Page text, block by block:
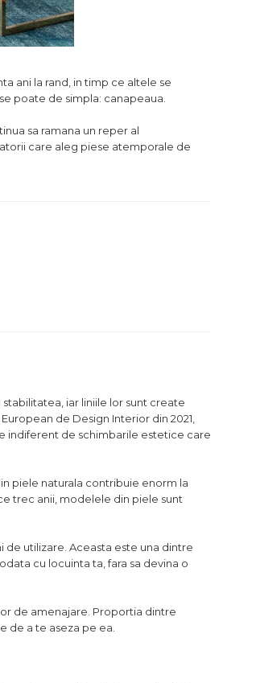
ani la rand, in timp ce altele se
poate de simpla: canapeaua.
sa ramana un reper al
care aleg piese atemporale de
iar liniile lor sunt create
de Design Interior din 2021,
indiferent de schimbarile estetice care
piele naturala contribuie enorm la
trec anii, modelele din piele sunt
de utilizare. Aceasta este una dintre
cu locuinta ta, fara sa devina o
de amenajare. Proportia dintre
de a te aseza pe ea.